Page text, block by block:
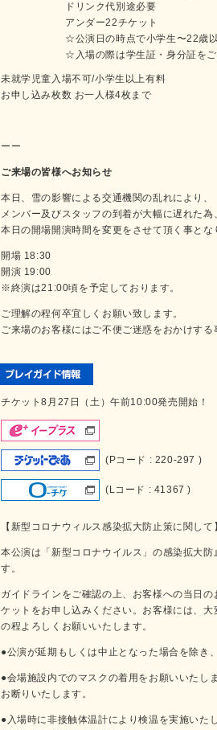
ドリンク代別途必要
アンダー22チケット
☆公演日の時点で小学生〜22歳
☆入場の際は学生証・身分証を
未就学児童入場不可/小学生以上有料
お申し込み枚数 お一人様4枚まで
ーー
ご来場の皆様へお知らせ
本日、雪の影響による交通機関の乱れにより、
メンバー及びスタッフの到着が大幅に遅れた為
本日の開場開演時間を変更をさせて頂く事とな
開場 18:30
開演 19:00
※終演は21:00頃を予定しております。
ご理解の程何卒宜しくお願い致します。
ご来場のお客様にはご不便ご迷惑をおかけす
チケット8月27日（土）午前10:00発売開始！
(Pコード : 220-297 )
(Lコード : 41367 )
【新型コロナウィルス感染拡大防止策に関して
本公演は「新型コロナウイルス」の感染拡大
す。
ガイドラインをご確認の上、お客様への当日
ケットをお申し込みください。お客様には、
の程よろしくお願いいたします。
●公演が延期もしくは中止となった場合を除き
●会場施設内でのマスクの着用をお願いいたし
お断りいたします。
●入場時に非接触体温計により検温を実施い